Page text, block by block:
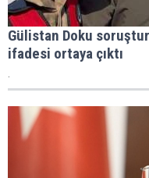
Gülistan Doku
ifadesi ortaya çıktı
.